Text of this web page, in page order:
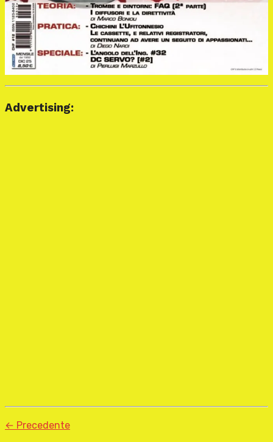
Advertising:
← Precedente